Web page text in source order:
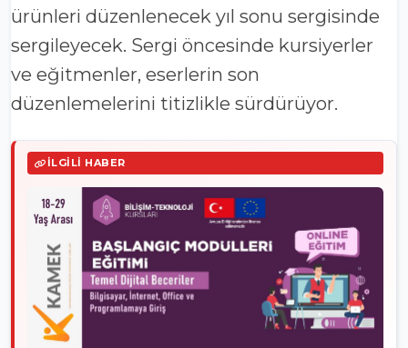
ürünleri düzenlenecek yıl sonu sergisinde
sergileyecek. Sergi öncesinde kursiyerler
ve eğitmenler, eserlerin son
düzenlemelerini titizlikle sürdürüyor.
İLGILI HABER